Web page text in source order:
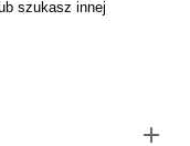
szukasz innej